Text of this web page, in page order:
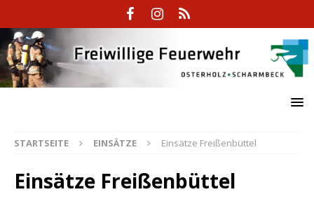
STARTSEITE EINSÄTZE Einsätze Freißenbüttel
Einsätze Freißenbüttel